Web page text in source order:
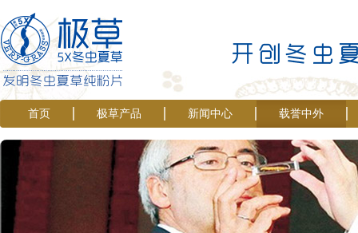
首页 极草产品 新闻中心 载誉中外